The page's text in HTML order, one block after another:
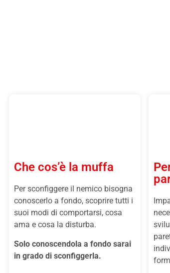
Che cos’è la muffa
Per sconfiggere il nemico bisogna
conoscerlo a fondo, scoprire tutti i
suoi modi di comportarsi, cosa
ama e cosa la disturba.
Solo conoscendola a fondo sarai
in grado di sconfiggerla.